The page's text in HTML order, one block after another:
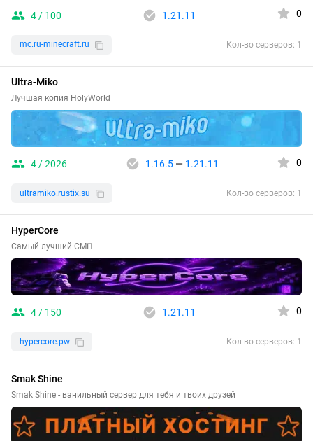
4 / 100 1.21.11 0
mc.ru-minecraft.ru Кол-во серверов: 1
Ultra-Miko
Лучшая копия HolyWorld
4 / 2026 1.16.5— 1.21.11 0
ultramiko.rustix.su Кол-во серверов: 1
HyperCore
Самый лучший СМП
4 / 150 1.21.11 0
hypercore.pw Кол-во серверов: 1
Smak Shine
Smak Shine - ванильный сервер для тебя и твоих друзей